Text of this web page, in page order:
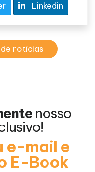
Linkedin
notícias
nosso
e-mail e
E-Book